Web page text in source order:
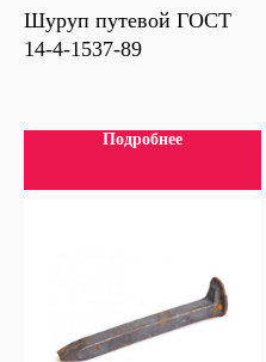
Шуруп путевой ГОСТ
14-4-1537-89
Подробнее